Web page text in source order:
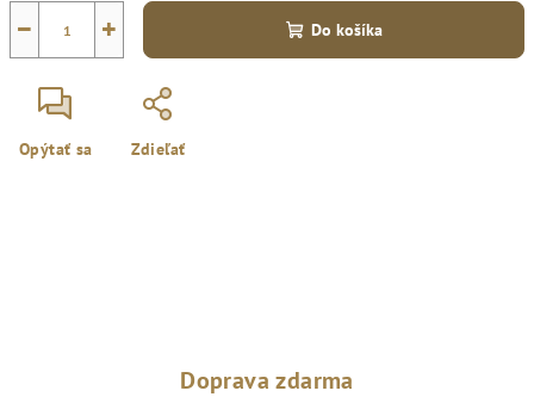
+
− Do košíka
Opýtať sa Zdieľať
Doprava zdarma